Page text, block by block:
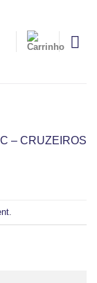
– CRUZEIROS